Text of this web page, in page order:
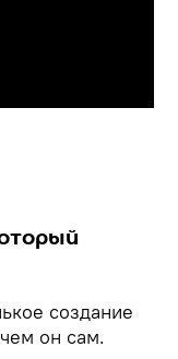
создание
он сам.